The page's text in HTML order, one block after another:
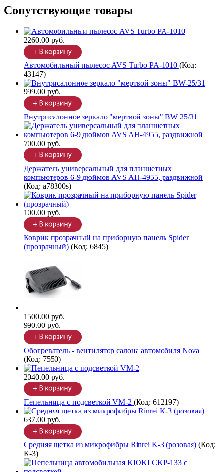
Сопутствующие товары
2260.00 руб.
Автомобильный пылесос AVS Turbo PA-1010 (Код:
43147)
999.00 руб.
Внутрисалонное зеркало "мертвой зоны" BW-25/31
700.00 руб.
Держатель универсальный для планшетных
компьютеров 6-9 дюймов AVS AH-4955, раздвижной
(Код: a78300s)
100.00 руб.
Коврик прозрачный на приборную панель Spider
(прозрачный) (Код: 6845)
1500.00 руб.
990.00 руб.
Обогреватель - вентилятор салона автомобиля Nova
(Код: 7550)
2040.00 руб.
Пепельница с подсветкой VM-2 (Код: 612197)
637.00 руб.
Средняя щетка из микрофибры Rinrei K-3 (розовая) (Код:
K-3)